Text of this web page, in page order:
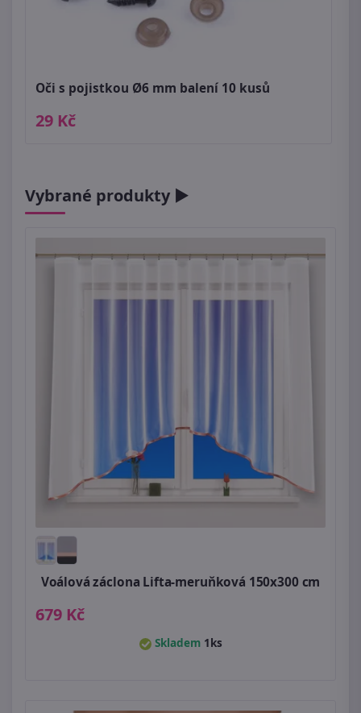
Oči s pojistkou Ø6 mm balení 10 kusů
29 Kč
Vybrané produkty ►
Voálová záclona Lifta-meruňková 150x300 cm
679 Kč
Skladem 1ks